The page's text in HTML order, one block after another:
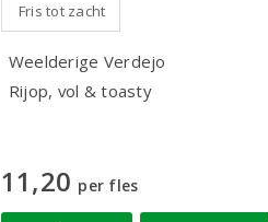
Fris tot zacht
Weelderige Verdejo
Rijop, vol & toasty
11,20 per fles